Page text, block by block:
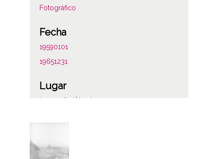
Fotográfico
Fecha
19590101
19651231
Lugar
Laguardia (Álava)
ENC-PP-00259